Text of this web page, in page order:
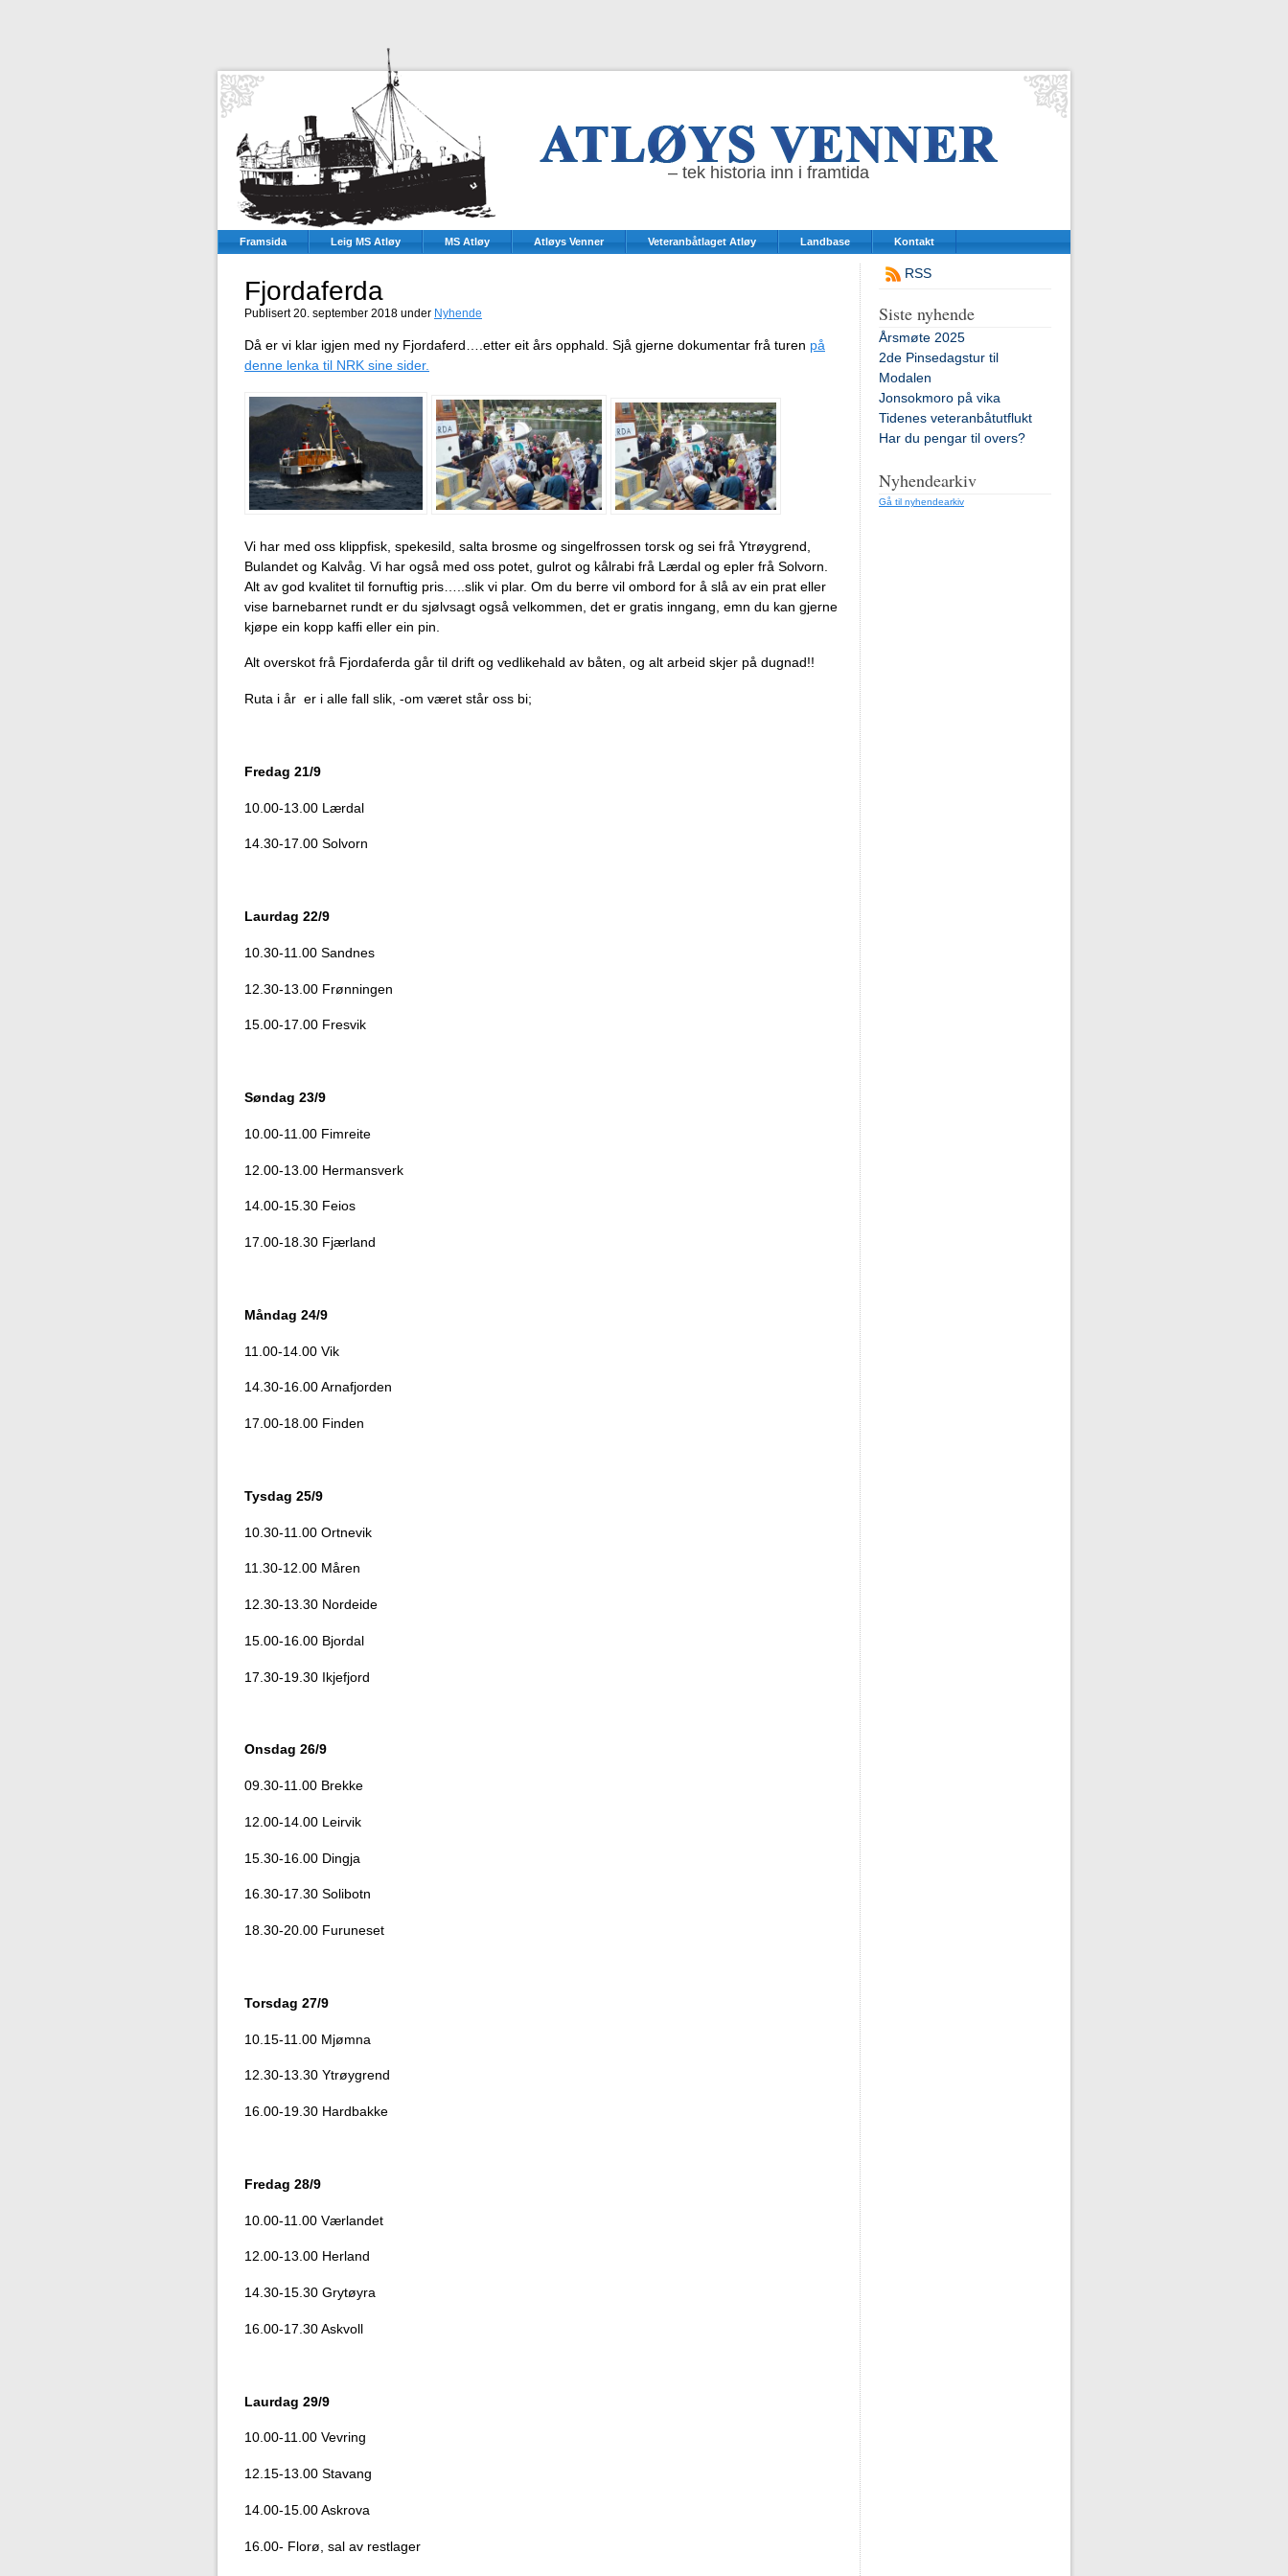
– tek historia inn i framtida
Framsida Leig MS Atløy MS Atløy Atløys Venner Veteranbåtlaget Atløy Landbase Kontakt
RSS
Siste nyhende
Årsmøte 2025
2de Pinsedagstur til
Modalen
Jonsokmoro på vika
Tidenes veteranbåtutflukt
Har du pengar til overs?
Nyhendearkiv
Gå til nyhendearkiv
Fjordaferda
Publisert 20. september 2018 under Nyhende
Då er vi klar igjen med ny Fjordaferd….etter eit års opphald. Sjå gjerne dokumentar frå turen på
denne lenka til NRK sine sider.
Vi har med oss klippfisk, spekesild, salta brosme og singelfrossen torsk og sei frå Ytrøygrend,
Bulandet og Kalvåg. Vi har også med oss potet, gulrot og kålrabi frå Lærdal og epler frå Solvorn.
Alt av god kvalitet til fornuftig pris…..slik vi plar. Om du berre vil ombord for å slå av ein prat eller
vise barnebarnet rundt er du sjølvsagt også velkommen, det er gratis inngang, emn du kan gjerne
kjøpe ein kopp kaffi eller ein pin.
Alt overskot frå Fjordaferda går til drift og vedlikehald av båten, og alt arbeid skjer på dugnad!!
Ruta i år er i alle fall slik, -om været står oss bi;
Fredag 21/9
10.00-13.00 Lærdal
14.30-17.00 Solvorn
Laurdag 22/9
10.30-11.00 Sandnes
12.30-13.00 Frønningen
15.00-17.00 Fresvik
Søndag 23/9
10.00-11.00 Fimreite
12.00-13.00 Hermansverk
14.00-15.30 Feios
17.00-18.30 Fjærland
Måndag 24/9
11.00-14.00 Vik
14.30-16.00 Arnafjorden
17.00-18.00 Finden
Tysdag 25/9
10.30-11.00 Ortnevik
11.30-12.00 Måren
12.30-13.30 Nordeide
15.00-16.00 Bjordal
17.30-19.30 Ikjefjord
Onsdag 26/9
09.30-11.00 Brekke
12.00-14.00 Leirvik
15.30-16.00 Dingja
16.30-17.30 Solibotn
18.30-20.00 Furuneset
Torsdag 27/9
10.15-11.00 Mjømna
12.30-13.30 Ytrøygrend
16.00-19.30 Hardbakke
Fredag 28/9
10.00-11.00 Værlandet
12.00-13.00 Herland
14.30-15.30 Grytøyra
16.00-17.30 Askvoll
Laurdag 29/9
10.00-11.00 Vevring
12.15-13.00 Stavang
14.00-15.00 Askrova
16.00- Florø, sal av restlager